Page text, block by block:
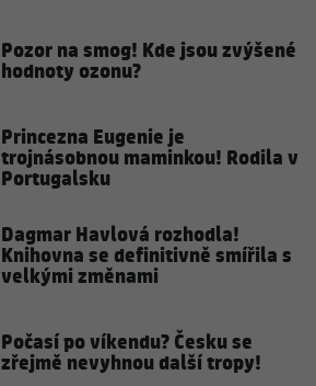
Pozor na smog! Kde jsou zvýšené
hodnoty ozonu?
Princezna Eugenie je
trojnásobnou maminkou! Rodila v
Portugalsku
Dagmar Havlová rozhodla!
Knihovna se definitivně smířila s
velkými změnami
Počasí po víkendu? Česku se
zřejmě nevyhnou další tropy!